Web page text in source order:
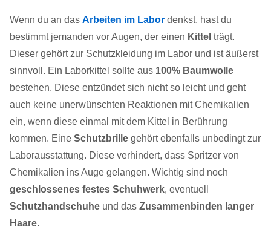
Wenn du an das Arbeiten im Labor denkst, hast du
bestimmt jemanden vor Augen, der einen Kittel trägt.
Dieser gehört zur Schutzkleidung im Labor und ist äußerst
sinnvoll. Ein Laborkittel sollte aus 100% Baumwolle
bestehen. Diese entzündet sich nicht so leicht und geht
auch keine unerwünschten Reaktionen mit Chemikalien
ein, wenn diese einmal mit dem Kittel in Berührung
kommen. Eine Schutzbrille gehört ebenfalls unbedingt zur
Laborausstattung. Diese verhindert, dass Spritzer von
Chemikalien ins Auge gelangen. Wichtig sind noch
geschlossenes festes Schuhwerk, eventuell
Schutzhandschuhe und das Zusammenbinden langer
Haare.